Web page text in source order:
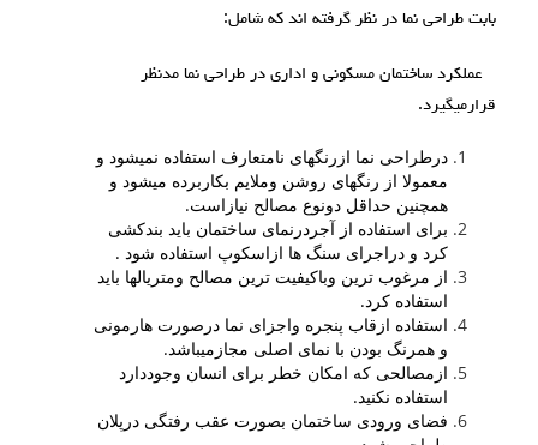
بابت طراحی نما در نظر گرفته اند که شامل:
عملکرد ساختمان مسکونی و اداری در طراحی نما مدنظر
قرارمیگیرد.
درطراحی نما ازرنگهای نامتعارف استفاده نمیشود و
معمولا از رنگهای روشن وملایم بکاربرده میشود و
همچنین حداقل دونوع مصالح نیازاست.
برای استفاده از آجردرنمای ساختمان باید بندکشی
کرد و دراجرای سنگ ها ازاسکوپ استفاده شود .
از مرغوب ترین وباکیفیت ترین مصالح ومتریالها باید
استفاده کرد.
استفاده ازقاب پنجره واجزای نما درصورت هارمونی
و همرنگ بودن با نمای اصلی مجازمیباشد.
ازمصالحی که امکان خطر برای انسان وجوددارد
استفاده نکنید.
فضای ورودی ساختمان بصورت عقب رفتگی درپلان